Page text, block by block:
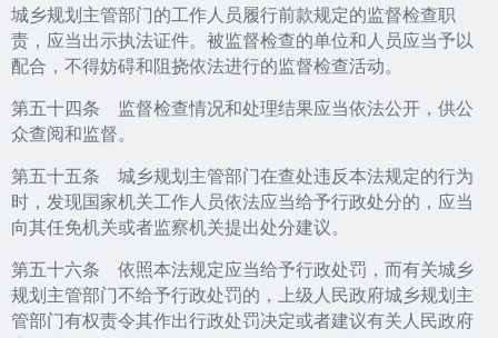
城乡规划主管部门的工作人员履行前款规定的监督检查职
责，应当出示执法证件。被监督检查的单位和人员应当予以
配合，不得妨碍和阻挠依法进行的监督检查活动。
第五十四条 监督检查情况和处理结果应当依法公开，供公
众查阅和监督。
第五十五条 城乡规划主管部门在查处违反本法规定的行为
时，发现国家机关工作人员依法应当给予行政处分的，应当
向其任免机关或者监察机关提出处分建议。
第五十六条 依照本法规定应当给予行政处罚，而有关城乡
规划主管部门不给予行政处罚的，上级人民政府城乡规划主
管部门有权责令其作出行政处罚决定或者建议有关人民政府